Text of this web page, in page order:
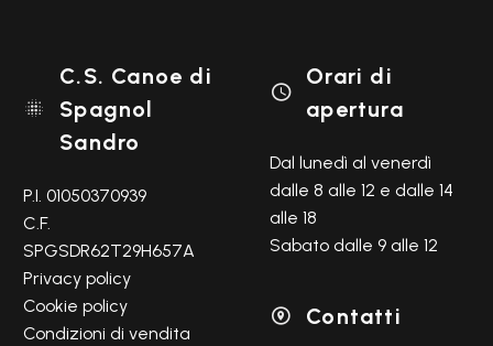

C.S. Canoe di
Spagnol
Sandro
P.I. 01050370939
C.F.
SPGSDR62T29H657A
Privacy policy
Cookie policy
Condizioni di vendita

Orari di
apertura
Dal lunedì al venerdì
dalle 8 alle 12 e dalle 14
alle 18
Sabato dalle 9 alle 12
 Contatti